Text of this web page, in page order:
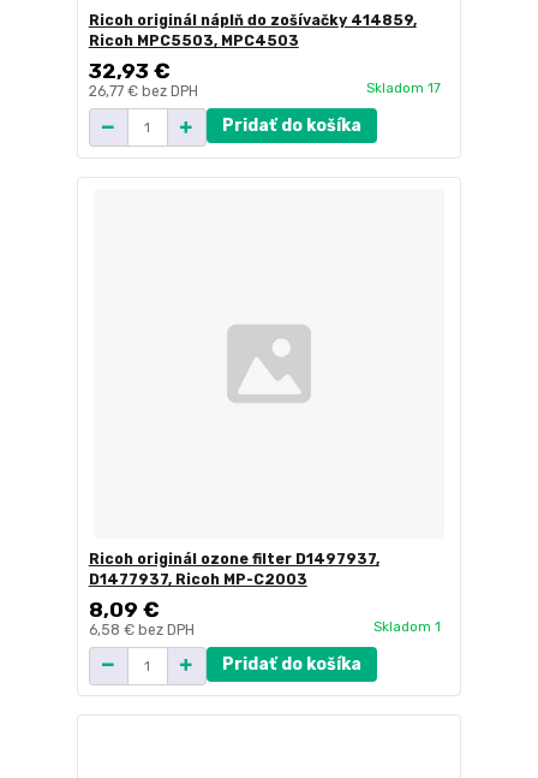
Ricoh originál náplň do zošívačky 414859,
Ricoh MPC5503, MPC4503
32,93 €
26,77 € bez DPH Skladom 17
Pridať do košíka
Ricoh originál ozone filter D1497937,
D1477937, Ricoh MP-C2003
8,09 €
6,58 € bez DPH Skladom 1
Pridať do košíka